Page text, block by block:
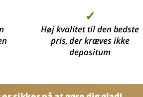
✓
Høj kvalitet til den bedste
pris, der kræves ikke
depositum